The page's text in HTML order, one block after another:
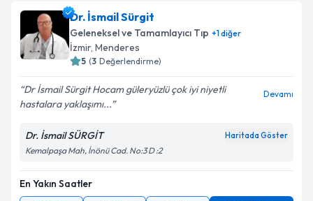
E-posta Adresiniz
Kişisel verilerimin işlenmesine ilişkinAydınlatma
Metni 'ni okudum ve kişisel verilerimin belirtilen
kapsamda işlenmesini kabul ediyorum.
Takvim Talebini Gönder
Dr. İsmail Sürgit
Geleneksel ve Tamamlayıcı Tıp +1diğer
İzmir, Menderes
5 (3 Değerlendirme)
Dr İsmail Sürgit Hocam güleryüzlü çok iyi niyetli
hastalara yaklaşımı...
Devamı
Dr. İsmail SÜRGİT Haritada Göster
Kemalpaşa Mah, İnönü Cad. No:3 D :2
En Yakın Saatler